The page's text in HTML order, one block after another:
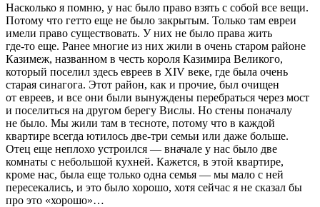
Насколько я помню, у нас было право взять с собой все вещи.
Потому что гетто еще не было закрытым. Только там евреи
имели право существовать. У них не было права жить
где‑то еще. Ранее многие из них жили в очень старом районе
Казимеж, названном в честь короля Казимира Великого,
который поселил здесь евреев в XIV веке, где была очень
старая синагога. Этот район, как и прочие, был очищен
от евреев, и все они были вынуждены перебраться через мост
и поселиться на другом берегу Вислы. Но стены поначалу
не было. Мы жили там в тесноте, потому что в каждой
квартире всегда ютилось две‑три семьи или даже больше.
Отец еще неплохо устроился — вначале у нас было две
комнаты с небольшой кухней. Кажется, в этой квартире,
кроме нас, была еще только одна семья — мы мало с ней
пересекались, и это было хорошо, хотя сейчас я не сказал бы
про это «хорошо»…